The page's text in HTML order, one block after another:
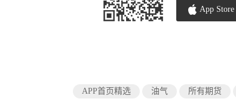
App
APP首页精选 油气 所有期货